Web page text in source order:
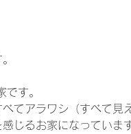
す。
てアラワシ（すべて見
じるお家になっています